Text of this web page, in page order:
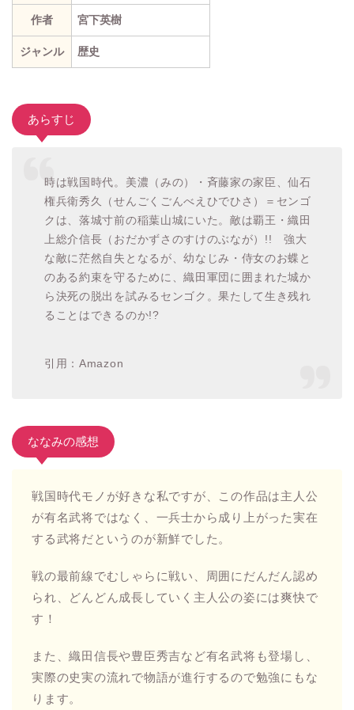
作者 宮下英樹
ジャンル 歴史
あらすじ
時は戦国時代。美濃（みの）・斉藤家の家臣、仙石
権兵衛秀久（せんごくごんべえひでひさ）＝センゴ
クは、落城寸前の稲葉山城にいた。敵は覇王・織田
上総介信長（おだかずさのすけのぶなが）!! 強大
な敵に茫然自失となるが、幼なじみ・侍女のお蝶と
のある約束を守るために、織田軍団に囲まれた城か
ら決死の脱出を試みるセンゴク。果たして生き残れ
ることはできるのか!?
引用：Amazon
ななみの感想
戦国時代モノが好きな私ですが、この作品は主人公
が有名武将ではなく、一兵士から成り上がった実在
する武将だというのが新鮮でした。
戦の最前線でむしゃらに戦い、周囲にだんだん認め
られ、どんどん成長していく主人公の姿には爽快で
す！
また、織田信長や豊臣秀吉など有名武将も登場し、
実際の史実の流れで物語が進行するので勉強にもな
ります。